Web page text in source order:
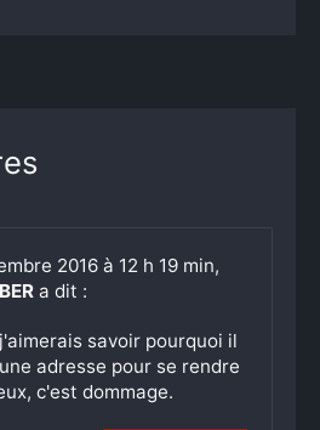
2016 à 12 h 19 min,
a dit :
savoir pourquoi il
adresse pour se rendre
c'est dommage.